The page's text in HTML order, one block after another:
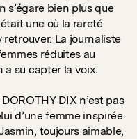
s’égare bien plus que
était une où la rareté
La journaliste
réduites au
a su capter la voix.
DIX n’est pas
d’une femme inspirée
toujours aimable,